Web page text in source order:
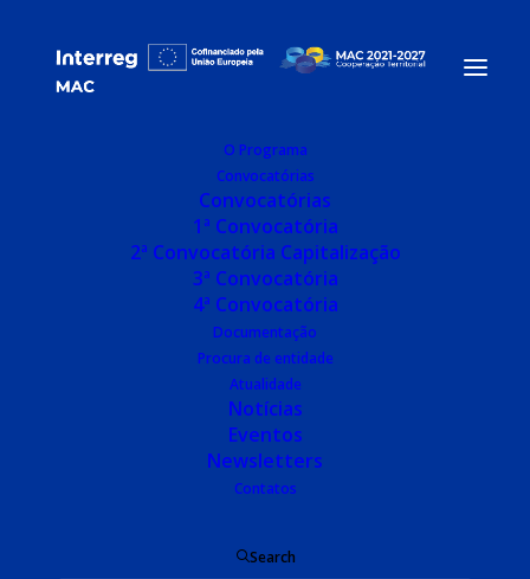
O Programa
Convocatórias
Convocatórias
1ª Convocatória
2ª Convocatória Capitalização
3ª Convocatória
4ª Convocatória
Documentação
Procura de entidade
Atualidade
Notícias
Eventos
Newsletters
Contatos
Search
Associação RAEGE Açores
Associação RAEGE
Dados da entidade
Associação RAEGE Açores